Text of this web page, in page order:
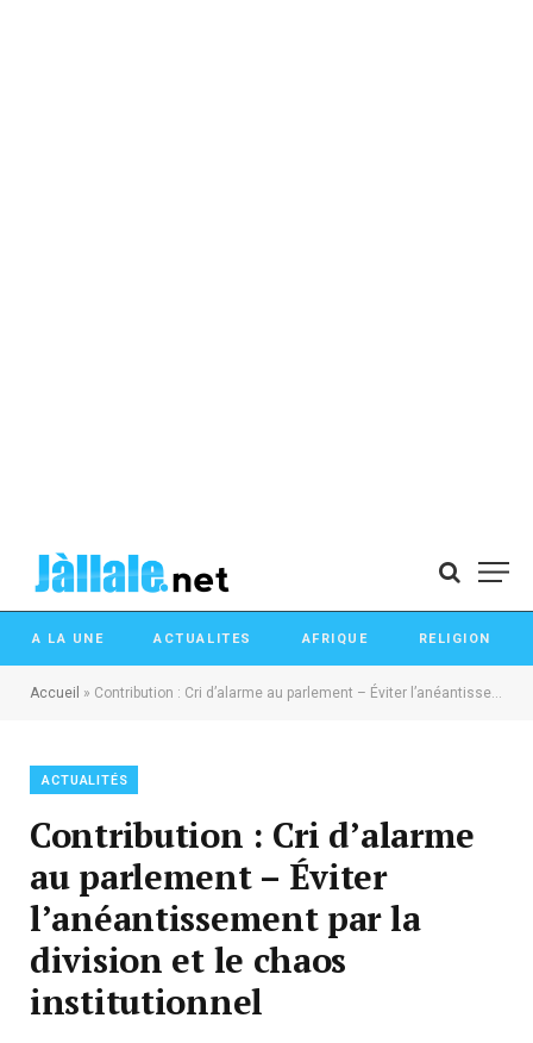
A LA UNE ACTUALITES AFRIQUE RELIGION
Accueil » Contribution : Cri d’alarme au parlement – Éviter l’anéantissement par la division et le chaos institutionnel
ACTUALITÉS
Contribution : Cri d’alarme
au parlement – Éviter
l’anéantissement par la
division et le chaos
institutionnel